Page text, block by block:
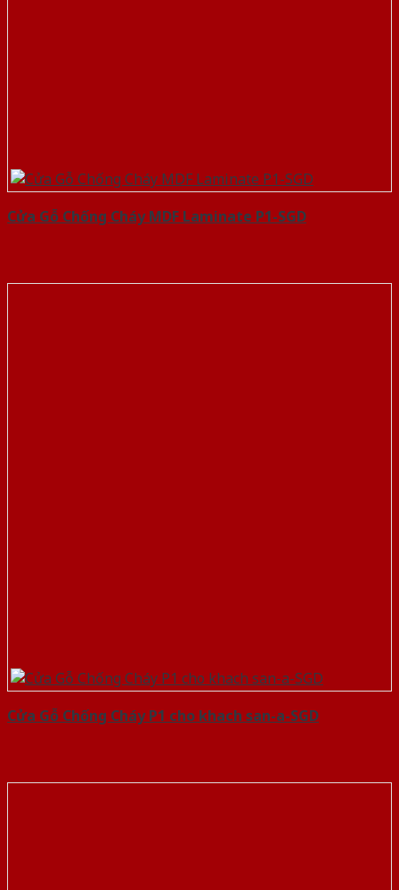
Cửa Gỗ Chống Cháy MDF Laminate P1-SGD
Cửa Gỗ Chống Cháy P1 cho khach san-a-SGD